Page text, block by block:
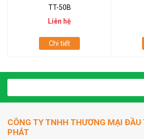
TT-50B
Liên hệ
Chi tiết
CÔNG TY TNHH THƯƠNG MẠI
PHÁT